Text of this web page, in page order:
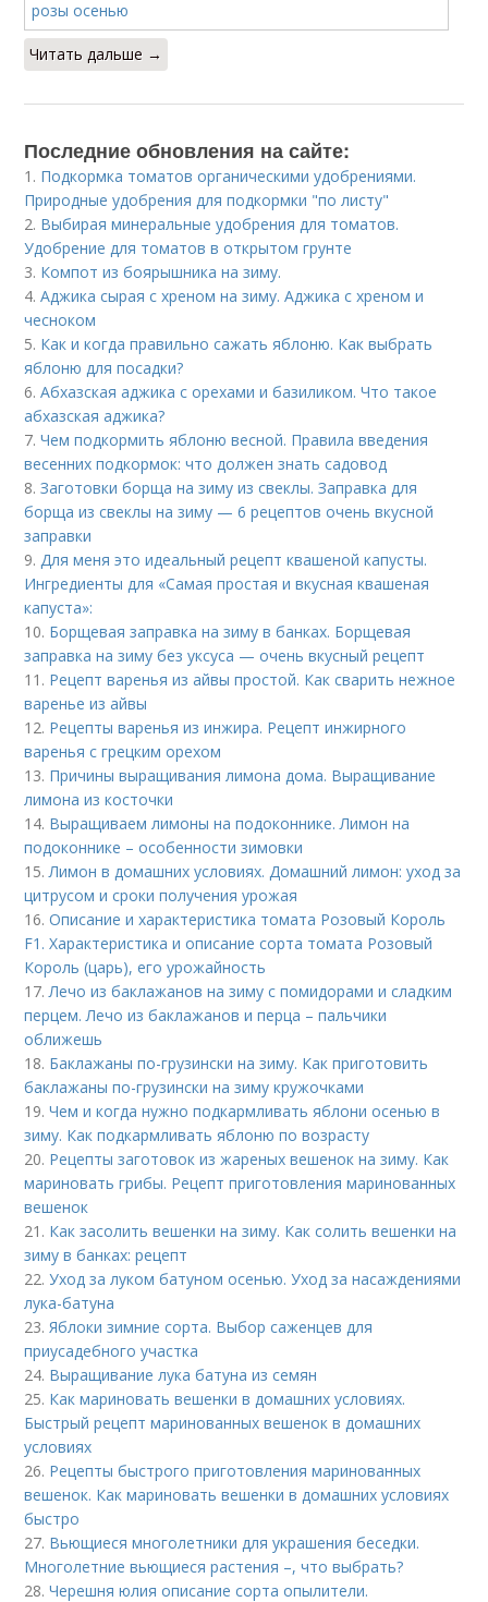
Читать дальше →
Последние обновления на сайте:
1. Подкормка томатов органическими удобрениями.
Природные удобрения для подкормки "по листу"
2. Выбирая минеральные удобрения для томатов.
Удобрение для томатов в открытом грунте
3. Компот из боярышника на зиму.
4.Аджика сырая с хреном на зиму. Аджика с хреном и
чесноком
5. Как и когда правильно сажать яблоню. Как выбрать
яблоню для посадки?
6.Абхазская аджика с орехами и базиликом. Что такое
абхазская аджика?
7.Чем подкормить яблоню весной. Правила введения
весенних подкормок: что должен знать садовод
8.Заготовки борща на зиму из свеклы. Заправка для
борща из свеклы на зиму — 6 рецептов очень вкусной
заправки
9.Для меня это идеальный рецепт квашеной капусты.
Ингредиенты для «Самая простая и вкусная квашеная
капуста»:
10. Борщевая заправка на зиму в банках. Борщевая
заправка на зиму без уксуса — очень вкусный рецепт
11. Рецепт варенья из айвы простой. Как сварить нежное
варенье из айвы
12. Рецепты варенья из инжира. Рецепт инжирного
варенья с грецким орехом
13. Причины выращивания лимона дома. Выращивание
лимона из косточки
14. Выращиваем лимоны на подоконнике. Лимон на
подоконнике – особенности зимовки
15.Лимон в домашних условиях. Домашний лимон: уход за
цитрусом и сроки получения урожая
16.Описание и характеристика томата Розовый Король
F1. Характеристика и описание сорта томата Розовый
Король (царь), его урожайность
17.Лечо из баклажанов на зиму с помидорами и сладким
перцем. Лечо из баклажанов и перца – пальчики
оближешь
18. Баклажаны по-грузински на зиму. Как приготовить
баклажаны по-грузински на зиму кружочками
19.Чем и когда нужно подкармливать яблони осенью в
зиму. Как подкармливать яблоню по возрасту
20. Рецепты заготовок из жареных вешенок на зиму. Как
мариновать грибы. Рецепт приготовления маринованных
вешенок
21. Как засолить вешенки на зиму. Как солить вешенки на
зиму в банках: рецепт
22.Уход за луком батуном осенью. Уход за насаждениями
лука-батуна
23.Яблоки зимние сорта. Выбор саженцев для
приусадебного участка
24. Выращивание лука батуна из семян
25. Как мариновать вешенки в домашних условиях.
Быстрый рецепт маринованных вешенок в домашних
условиях
26. Рецепты быстрого приготовления маринованных
вешенок. Как мариновать вешенки в домашних условиях
быстро
27. Вьющиеся многолетники для украшения беседки.
Многолетние вьющиеся растения –, что выбрать?
28.Черешня юлия описание сорта опылители.